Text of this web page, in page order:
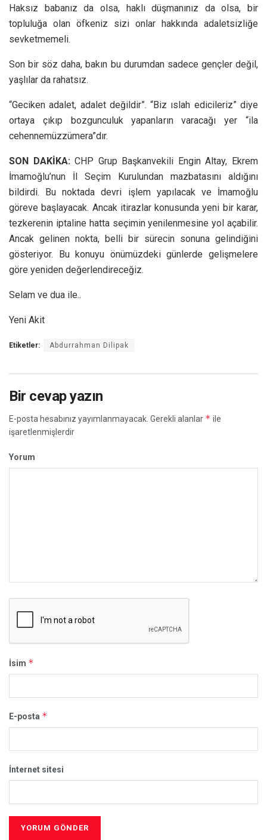
Haksız babanız da olsa, haklı düşmanınız da olsa, bir
topluluğa olan öfkeniz sizi onlar hakkında adaletsizliğe
sevketmemeli.
Son bir söz daha, bakın bu durumdan sadece gençler değil,
yaşlılar da rahatsız.
“Geciken adalet, adalet değildir”. “Biz ıslah edicileriz” diye
ortaya çıkıp bozgunculuk yapanların varacağı yer “ila
cehennemüzzümera”dır.
SON DAKİKA:CHP Grup Başkanvekili Engin Altay, Ekrem
İmamoğlu’nun İl Seçim Kurulundan mazbatasını aldığını
bildirdi. Bu noktada devri işlem yapılacak ve İmamoğlu
göreve başlayacak. Ancak itirazlar konusunda yeni bir karar,
tezkerenin iptaline hatta seçimin yenilenmesine yol açabilir.
Ancak gelinen nokta, belli bir sürecin sonuna gelindiğini
gösteriyor. Bu konuyu önümüzdeki günlerde gelişmelere
göre yeniden değerlendireceğiz.
Selam ve dua ile..
Yeni Akit
Etiketler: Abdurrahman Dilipak
Bir cevap yazın
E-posta hesabınız yayımlanmayacak. Gerekli alanlar * ile
işaretlenmişlerdir
Yorum
İsim *
E-posta *
İnternet sitesi